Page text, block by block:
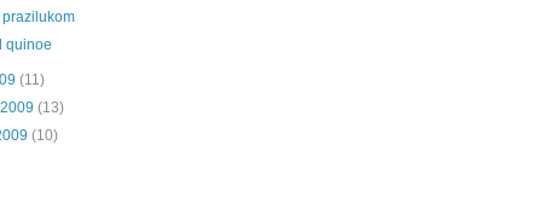
quinoe
(11)
(13)
(10)